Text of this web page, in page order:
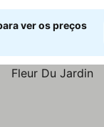
ver os preços